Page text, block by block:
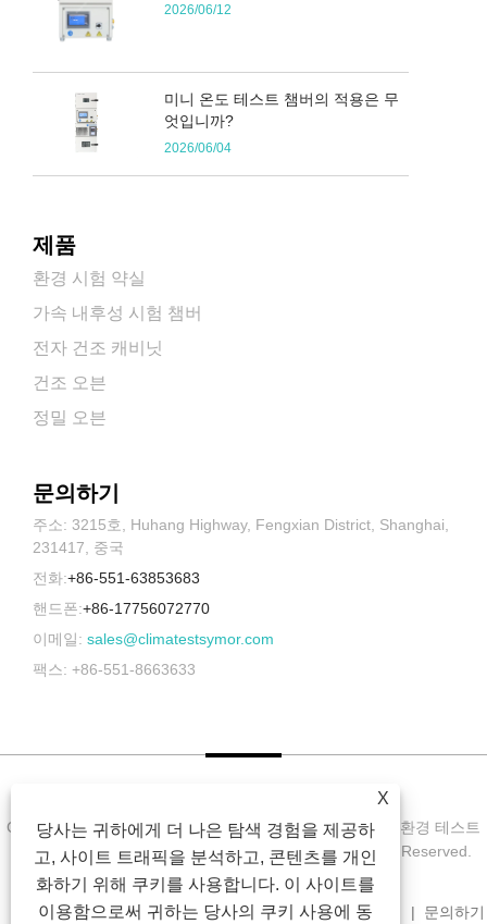
2026/06/12
미니 온도 테스트 챔버의 적용은 무
엇입니까?
2026/06/04
제품
환경 시험 약실
가속 내후성 시험 챔버
전자 건조 캐비닛
건조 오븐
정밀 오븐
문의하기
주소: 3215호, Huhang Highway, Fengxian District, Shanghai,
231417, 중국
전화:+86-551-63853683
핸드폰:+86-17756072770
이메일: sales@climatestsymor.com
팩스: +86-551-8663633
Copyright © 2022 Symor Instrument Equipment Co., Ltd. 환경 테스트
챔버, 전자 건조 캐비닛, 가속 내후 테스트 챔버 All Rights Reserved.
회사 소개 제품 소식 다운로드 문의 보내기 문의하기
X
당사는 귀하에게 더 나은 탐색 경험을 제공하
고, 사이트 트래픽을 분석하고, 콘텐츠를 개인
화하기 위해 쿠키를 사용합니다. 이 사이트를
이용함으로써 귀하는 당사의 쿠키 사용에 동